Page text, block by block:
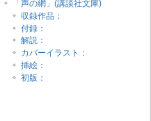
「声の網」(講談社文庫)
収録作品：
付録：
解説：
カバーイラスト：
挿絵：
初版：